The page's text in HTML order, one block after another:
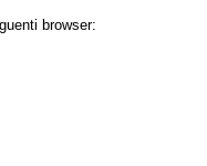
browser: